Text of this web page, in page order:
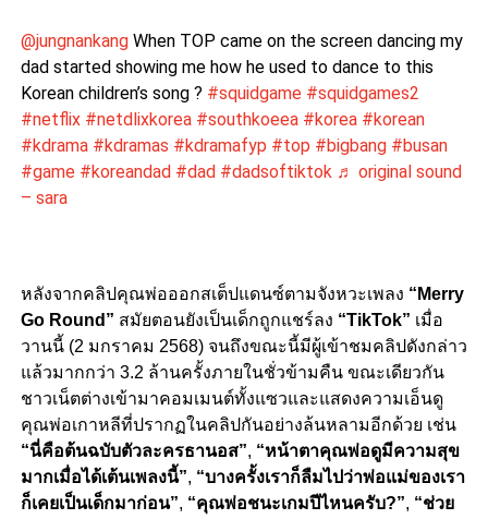
@jungnankangWhen TOP came on the screen dancing my
dad started showing me how he used to dance to this
Korean children’s song ? #squidgame #squidgames2
#netflix #netdlixkorea #southkoeea #korea #korean
#kdrama #kdramas #kdramafyp #top #bigbang #busan
#game #koreandad #dad #dadsoftiktok ♬ original sound
– sara
หลังจากคลิปคุณพ่อออกสเต็ปแดนซ์ตามจังหวะเพลง​ “Merry
Go Round” สมัยตอนยังเป็นเด็กถูกแชร์ลง​ “TikTok” เมื่อ
วานนี้ (2 มกราคม 2568) จนถึงขณะนี้มีผู้เข้าชมคลิปดังกล่าว
แล้วมากกว่า 3.2 ล้านครั้งภายในชั่วข้ามคืน ขณะเดียวกัน
ชาวเน็ตต่างเข้ามาคอมเมนต์ทั้งแซวและแสดงความเอ็นดู
คุณพ่อเกาหลีที่ปรากฏในคลิปกันอย่างล้นหลามอีกด้วย เช่น
“นี่คือต้นฉบับตัวละครธานอส”, “หน้าตาคุณพ่อดูมีความสุข
มากเมื่อได้เต้นเพลงนี้”, “บางครั้งเราก็ลืมไปว่าพ่อแม่ของเรา
ก็เคยเป็นเด็กมาก่อน”,​ “คุณพ่อชนะเกมปีไหนครับ?”, “ช่วย